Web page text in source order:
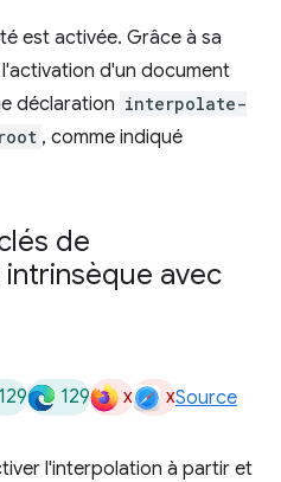
est activée. Grâce à sa
d'un document
déclaration interpolate-
, comme indiqué
de
avec
129 129 x xSource
l'interpolation à partir et